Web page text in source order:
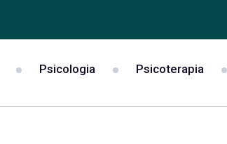
Psicologia Psicoterapia